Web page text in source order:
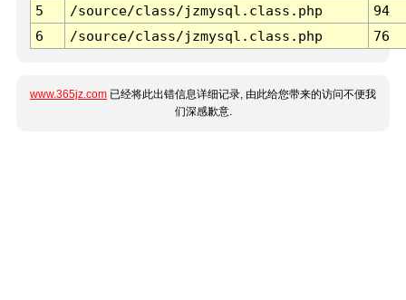
5
/source/class/jzmysql.class.php
94
6
/source/class/jzmysql.class.php 76
www.365jz.com 已经将此出错信息详细记录, 由此给您带来的访问不便我
们深感歉意.